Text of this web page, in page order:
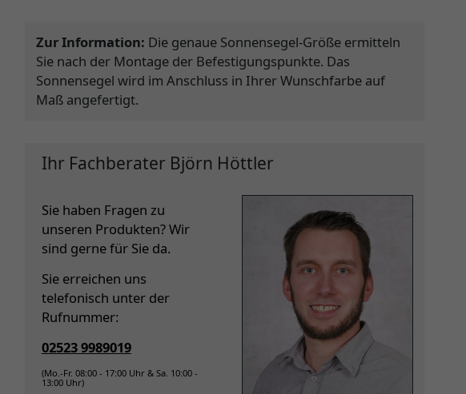
Zur Information: Die genaue Sonnensegel-Größe ermitteln
Sie nach der Montage der Befestigungspunkte. Das
Sonnensegel wird im Anschluss in Ihrer Wunschfarbe auf
Maß angefertigt.
Ihr Fachberater Björn Höttler
Sie haben Fragen zu
unseren Produkten? Wir
sind gerne für Sie da.
Sie erreichen uns
telefonisch unter der
Rufnummer:
02523 9989019
(Mo.-Fr. 08:00 - 17:00 Uhr & Sa. 10:00 -
13:00 Uhr)